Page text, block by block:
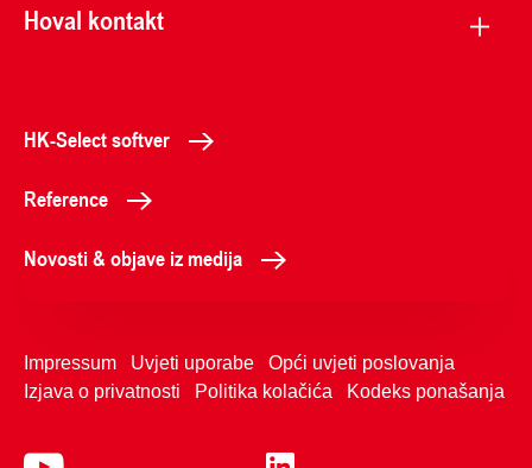
Hoval kontakt
HK-Select softver
Reference
Novosti & objave iz medija
Impressum Uvjeti uporabe
Opći uvjeti poslovanja
Izjava o privatnosti
Politika kolačića Kodeks ponašanja